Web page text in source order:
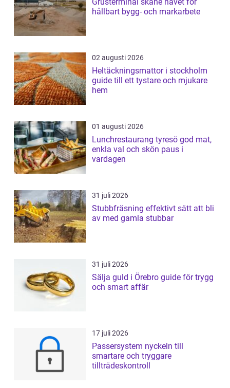
hållbart bygg- och markarbete
02 augusti 2026
Heltäckningsmattor i stockholm
guide till ett tystare och mjukare
hem
01 augusti 2026
Lunchrestaurang tyresö god mat,
enkla val och skön paus i
vardagen
31 juli 2026
Stubbfräsning effektivt sätt att bli
av med gamla stubbar
31 juli 2026
Sälja guld i Örebro guide för trygg
och smart affär
17 juli 2026
Passersystem nyckeln till
smartare och tryggare
tillträdeskontroll